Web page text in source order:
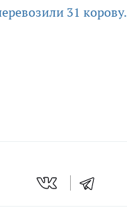
31 корову.